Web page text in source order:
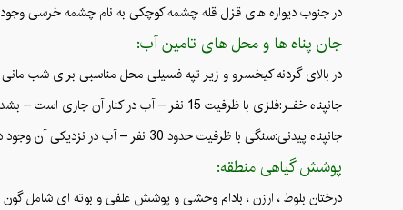
در جنوب دیواره های قزل قله چشمه کوچکی به نام چشمه خرسی وجود
جان پناه ها و محل های تامین آب:
در بالای گردنه کیخسرو و زیر تپه فسیلی محل مناسبی برای شب
جانپناه خفـر:فلزی با ظرفیت 15 نفر – آب در کنار آن جاری است – بشدت در معرض باد قرار دارد – از بهمن در امان است.
جانپناه پیدنی:سنگی با ظرفیت حدود 30 نفر – آب در نزدیکی آن وجود دارد که در تابستان بسیار کم میشود و در زمستان یخ میزند – بهمن گیر است و برای صعودهای زمستانه توصیه نمی شود.
پوشش گیاهی منطقه:
درختان بلوط ، ارزن ، بادام وحشی و پوشش علفی و بوته ای شامل